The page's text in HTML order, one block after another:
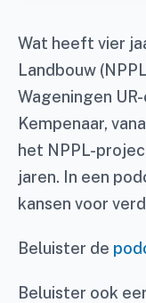
Wat heeft vier
Landbouw
Wageningen
Kempenaar,
het NPPL-
jaren. In een
kansen voor
Beluister de
Beluister ook